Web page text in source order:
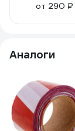
от 290 ₽
Аналоги